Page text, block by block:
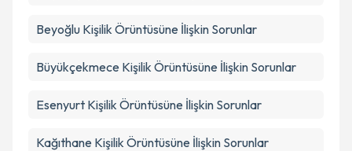
Beyoğlu Kişilik Örüntüsüne İlişkin Sorunlar
Büyükçekmece Kişilik Örüntüsüne İlişkin Sorunlar
Esenyurt Kişilik Örüntüsüne İlişkin Sorunlar
Kağıthane Kişilik Örüntüsüne İlişkin Sorunlar